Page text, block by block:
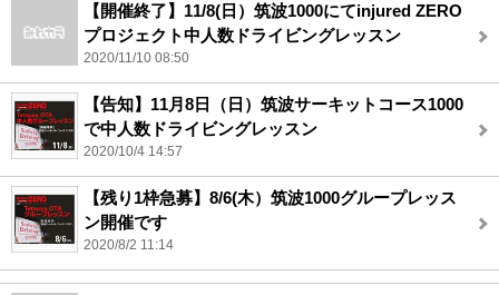
【開催終了】11/8(日）筑波1000にてinjured ZERO
プロジェクト中人数ドライビングレッスン
2020/11/10 08:50
【告知】11月8日（日）筑波サーキットコース1000
で中人数ドライビングレッスン
2020/10/4 14:57
【残り1枠急募】8/6(木）筑波1000グループレッス
ン開催です
2020/8/2 11:14